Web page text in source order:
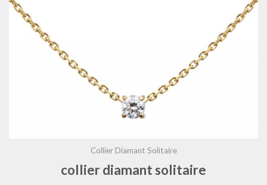
Collier Diamant Solitaire
collier diamant solitaire